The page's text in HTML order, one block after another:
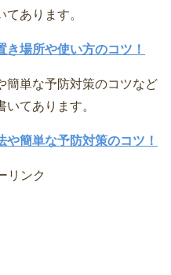
あります。
場所や使い方のコツ！
簡単な予防対策のコツなど
てあります。
簡単な予防対策のコツ！
リンク